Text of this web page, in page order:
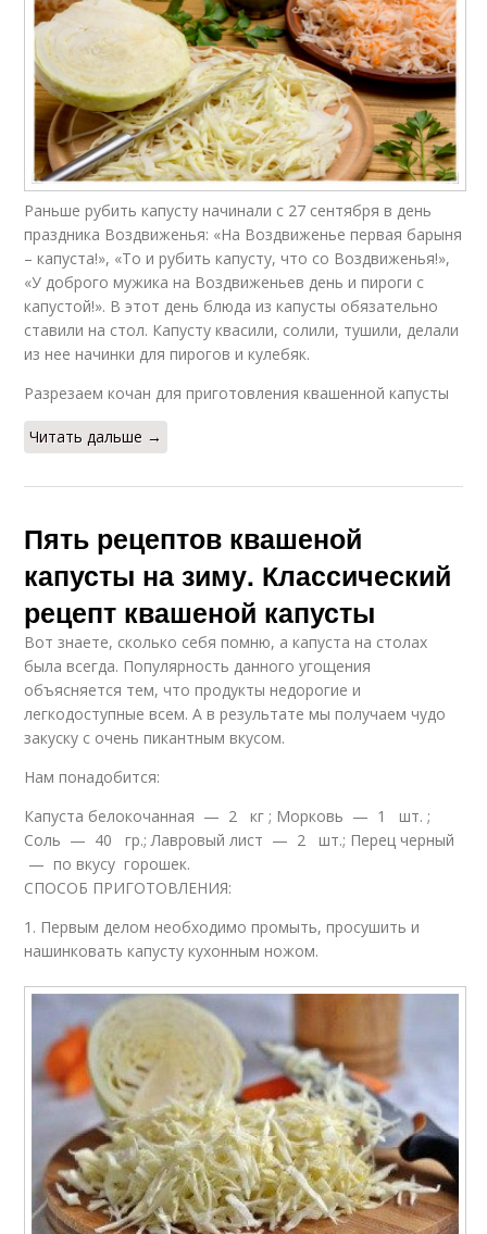
Раньше рубить капусту начинали с 27 сентября в день
праздника Воздвиженья: «На Воздвиженье первая барыня
– капуста!», «То и рубить капусту, что со Воздвиженья!»,
«У доброго мужика на Воздвиженьев день и пироги с
капустой!». В этот день блюда из капусты обязательно
ставили на стол. Капусту квасили, солили, тушили, делали
из нее начинки для пирогов и кулебяк.
Разрезаем кочан для приготовления квашенной капусты
Читать дальше →
Пять рецептов квашеной
капусты на зиму. Классический
рецепт квашеной капусты
Вот знаете, сколько себя помню, а капуста на столах
была всегда. Популярность данного угощения
объясняется тем, что продукты недорогие и
легкодоступные всем. А в результате мы получаем чудо
закуску с очень пикантным вкусом.
Нам понадобится:
Капуста белокочанная — 2 кг ; Морковь — 1 шт. ;
Соль — 40 гр.; Лавровый лист — 2 шт.; Перец черный
— по вкусу горошек.
СПОСОБ ПРИГОТОВЛЕНИЯ:
1. Первым делом необходимо промыть, просушить и
нашинковать капусту кухонным ножом.